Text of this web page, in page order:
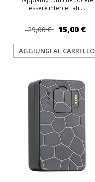
essere intercettati ...
29,00 € 15,00 €
AGGIUNGI AL CARRELLO